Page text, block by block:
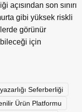
açısından son sınırı
gibi yüksek riskli
görünür
için
Seferberliği
Ürün Platformu